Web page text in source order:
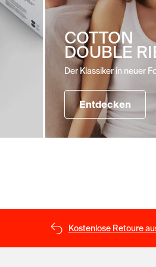
COTTON
DOUBLE
Der Klassiker in neuer
Entdecken
Kostenlose Retoure